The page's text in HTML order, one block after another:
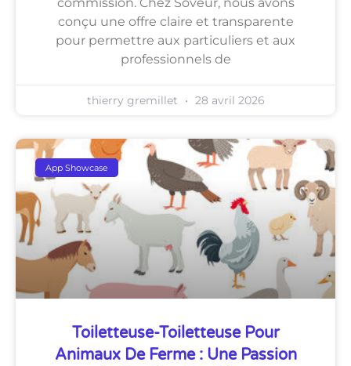
conçu une offre claire et transparente
pour permettre aux particuliers et aux
professionnels de
thierry gremillet 28 avril 2026
App Showcase
Toiletteuse-Toiletteuse Pour
Animaux De Ferme : Une Passion